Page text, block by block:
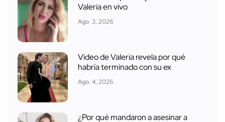
Valeria en vivo
Ago. 3, 2026
Video de Valeria revela por qué
habría terminado con su ex
Ago. 4, 2026
¿Por qué mandaron a asesinar a